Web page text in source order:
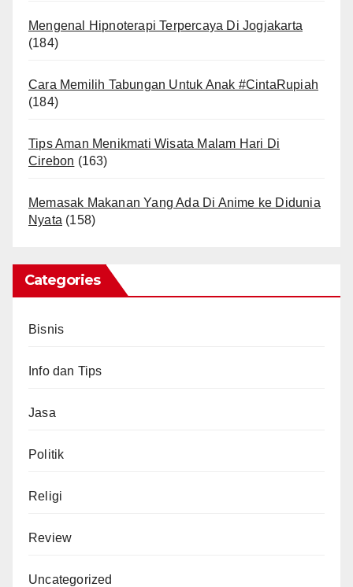
Mengenal Hipnoterapi Terpercaya Di Jogjakarta
(184)
Cara Memilih Tabungan Untuk Anak #CintaRupiah
(184)
Tips Aman Menikmati Wisata Malam Hari Di
Cirebon (163)
Memasak Makanan Yang Ada Di Anime ke Didunia
Nyata (158)
Categories
Bisnis
Info dan Tips
Jasa
Politik
Religi
Review
Uncategorized